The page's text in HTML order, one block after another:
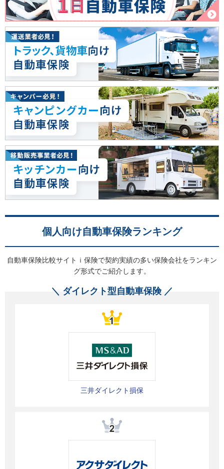
個人向け自動車保険ランキング
自動車保険比較サイトｉ保険で契約実績の多い保険会社をランキン
グ形式でご紹介します。
＼ ダイレクト型自動車保険 ／
三井ダイレクト損保